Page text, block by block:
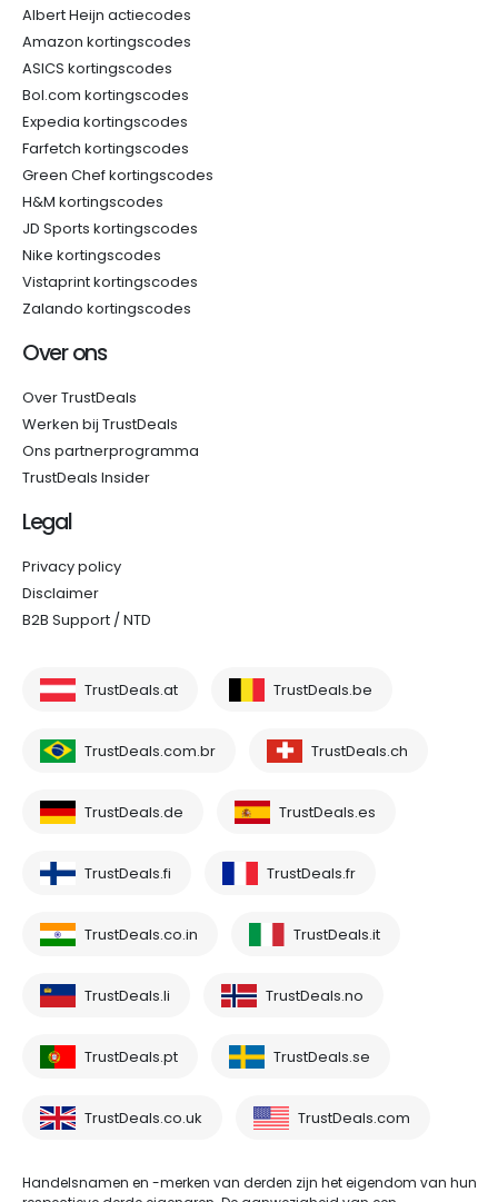
Albert Heijn actiecodes
Amazon kortingscodes
ASICS kortingscodes
Bol.com kortingscodes
Expedia kortingscodes
Farfetch kortingscodes
Green Chef kortingscodes
H&M kortingscodes
JD Sports kortingscodes
Nike kortingscodes
Vistaprint kortingscodes
Zalando kortingscodes
Over ons
Over TrustDeals
Werken bij TrustDeals
Ons partnerprogramma
TrustDeals Insider
Legal
Privacy policy
Disclaimer
B2B Support / NTD
TrustDeals.at TrustDeals.be
TrustDeals.com.br TrustDeals.ch
TrustDeals.de TrustDeals.es
TrustDeals.fi TrustDeals.fr
TrustDeals.co.in TrustDeals.it
TrustDeals.li TrustDeals.no
TrustDeals.pt TrustDeals.se
TrustDeals.co.uk TrustDeals.com
Handelsnamen en -merken van derden zijn het eigendom van hun